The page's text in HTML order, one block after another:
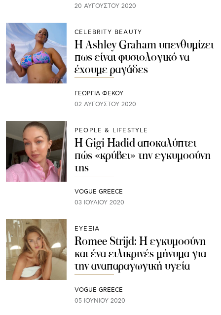
20 ΑΥΓΟΎΣΤΟΥ 2020
CELEBRITY BEAUTY
Η Ashley Graham υπενθυμίζει
πως είναι φυσιολογικό να
έχουμε ραγάδες
ΓΕΩΡΓΙΑ ΦΕΚΟΥ
02 ΑΥΓΟΎΣΤΟΥ 2020
PEOPLE & LIFESTYLE
Η Gigi Hadid αποκαλύπτει
πώς «κρύβει» την εγκυμοσύνη
της
VOGUE GREECE
03 ΙΟΥΛΊΟΥ 2020
ΕΥΕΞΙΑ
Romee Strijd: Η εγκυμοσύνη
και ένα ειλικρινές μήνυμα για
την αναπαραγωγική υγεία
VOGUE GREECE
05 ΙΟΥΝΊΟΥ 2020